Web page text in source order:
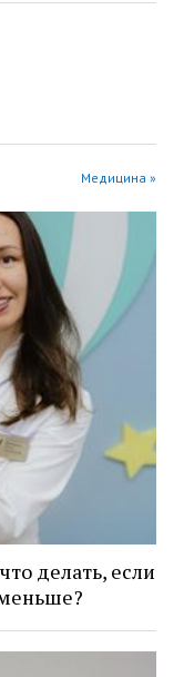
Медицина »
делать, если